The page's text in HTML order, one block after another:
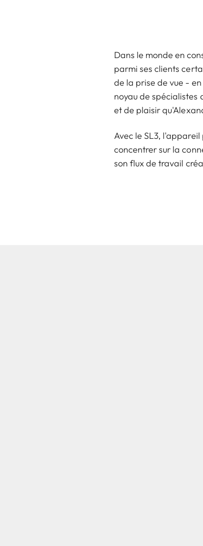
Dans le monde en
parmi ses clients
de la prise de vue -
noyau de spécialistes
et de plaisir
Avec le SL3,
concentrer sur la
son flux de travail